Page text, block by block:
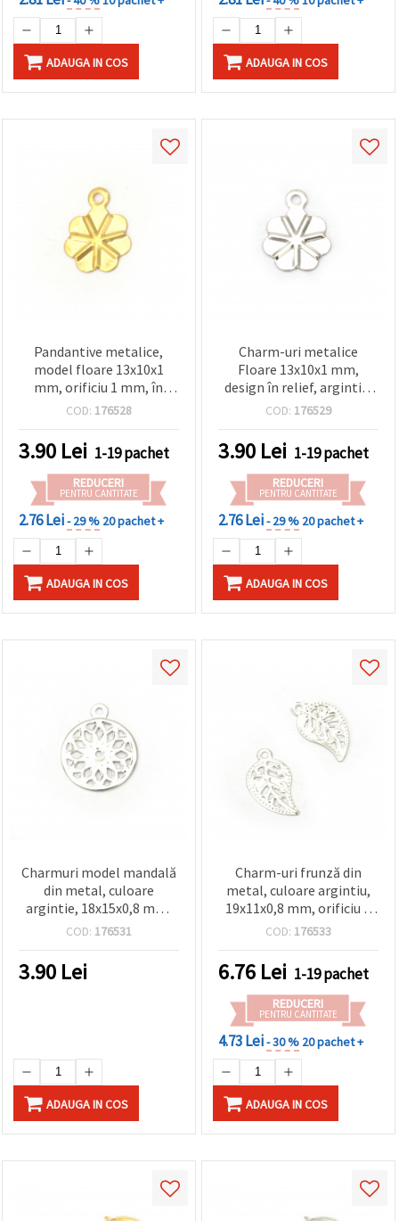
ADAUGA IN COS ADAUGA IN COS
Pandantive metalice,
model floare 13x10x1
mm, orificiu 1 mm, în
relief, auriu – 50 bucăți
COD: 176528
3.90 Lei 1-19 pachet
REDUCERI
PENTRU CANTITATE
2.76 Lei- 29 % 20 pachet +
ADAUGA IN COS
Charm-uri metalice
Floare 13x10x1 mm,
design în relief, argintiu,
orificiu 1 mm - 50 bucăți
COD: 176529
3.90 Lei 1-19 pachet
REDUCERI
PENTRU CANTITATE
2.76 Lei- 29 % 20 pachet +
ADAUGA IN COS
Charmuri model mandală
din metal, culoare
argintie, 18x15x0,8 mm,
orificiu: 1 mm - 50 buc.
COD: 176531
3.90 Lei
ADAUGA IN COS
Charm-uri frunză din
metal, culoare argintiu,
19x11x0,8 mm, orificiu 1
mm – 50 bucăți
COD: 176533
6.76 Lei 1-19 pachet
REDUCERI
PENTRU CANTITATE
4.73 Lei- 30 % 20 pachet +
ADAUGA IN COS